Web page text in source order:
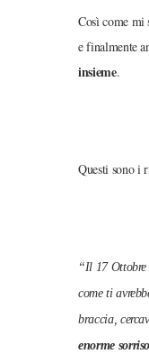
Così come
e finalmente
insieme.
Questi sono i
“Il 17
come ti
braccia,
enorme sorriso